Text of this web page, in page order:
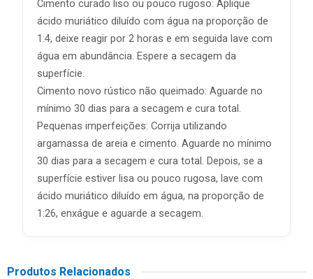
Cimento curado liso ou pouco rugoso: Aplique
ácido muriático diluído com água na proporção de
1:4, deixe reagir por 2 horas e em seguida lave com
água em abundância. Espere a secagem da
superfície.
Cimento novo rústico não queimado: Aguarde no
mínimo 30 dias para a secagem e cura total.
Pequenas imperfeições: Corrija utilizando
argamassa de areia e cimento. Aguarde no mínimo
30 dias para a secagem e cura total. Depois, se a
superfície estiver lisa ou pouco rugosa, lave com
ácido muriático diluído em água, na proporção de
1:26, enxágue e aguarde a secagem.
Produtos Relacionados